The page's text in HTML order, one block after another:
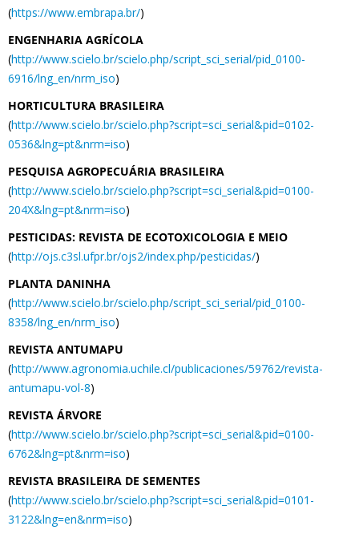
(https://www.embrapa.br/)
ENGENHARIA AGRÍCOLA
(http://www.scielo.br/scielo.php/script_sci_serial/pid_0100-
6916/lng_en/nrm_iso)
HORTICULTURA BRASILEIRA
(http://www.scielo.br/scielo.php?script=sci_serial&pid=0102-
0536&lng=pt&nrm=iso)
PESQUISA AGROPECUÁRIA BRASILEIRA
(http://www.scielo.br/scielo.php?script=sci_serial&pid=0100-
204X&lng=pt&nrm=iso)
PESTICIDAS: REVISTA DE ECOTOXICOLOGIA E MEIO
(http://ojs.c3sl.ufpr.br/ojs2/index.php/pesticidas/)
PLANTA DANINHA
(http://www.scielo.br/scielo.php/script_sci_serial/pid_0100-
8358/lng_en/nrm_iso)
REVISTA ANTUMAPU
(http://www.agronomia.uchile.cl/publicaciones/59762/revista-
antumapu-vol-8)
REVISTA ÁRVORE
(http://www.scielo.br/scielo.php?script=sci_serial&pid=0100-
6762&lng=pt&nrm=iso)
REVISTA BRASILEIRA DE SEMENTES
(http://www.scielo.br/scielo.php?script=sci_serial&pid=0101-
3122&lng=en&nrm=iso)